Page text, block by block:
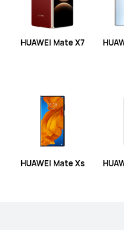
HUAWEI Mate X7
HUAWEI Mate Xs